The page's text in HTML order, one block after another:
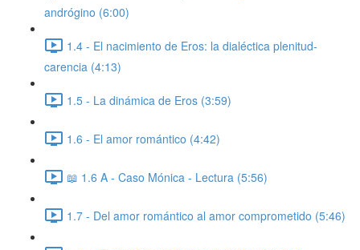
andrógino (6:00)
1.4 - El nacimiento de Eros: la dialéctica plenitud-
carencia (4:13)
1.5 - La dinámica de Eros (3:59)
1.6 - El amor romántico (4:42)
📖 1.6 A - Caso Mónica - Lectura (5:56)
1.7 - Del amor romántico al amor comprometido (5:46)